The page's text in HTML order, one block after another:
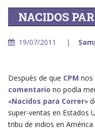
NACIDOS
19/07/2011
Después de que CPM nos
comentario no podía
«Nacidos para Correr»
super-ventas en Estados
tribu de indios en